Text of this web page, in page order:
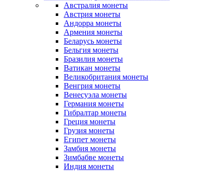
Австралия монеты
Австрия монеты
Андорра монеты
Армения монеты
Беларусь монеты
Бельгия монеты
Бразилия монеты
Ватикан монеты
Великобритания монеты
Венгрия монеты
Венесуэла монеты
Германия монеты
Гибралтар монеты
Греция монеты
Грузия монеты
Египет монеты
Замбия монеты
Зимбабве монеты
Индия монеты